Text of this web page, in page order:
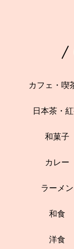
/
カフェ・喫
日本茶・
和菓子
カレー
ラーメン
和食
洋食